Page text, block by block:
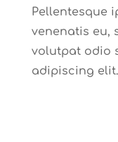
Pellentesque
venenatis eu,
volutpat odio
adipiscing elit.